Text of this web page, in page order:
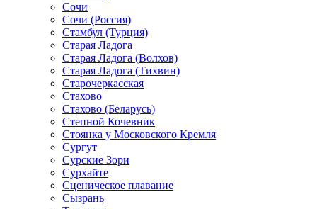
Сочи
Сочи (Россия)
Стамбул (Турция)
Старая Ладога
Старая Ладога (Волхов)
Старая Ладога (Тихвин)
Старочеркасская
Стахово
Стахово (Беларусь)
Степной Кочевник
Стоянка у Московского Кремля
Сургут
Сурские Зори
Сурхайте
Сценическое плавание
Сызрань